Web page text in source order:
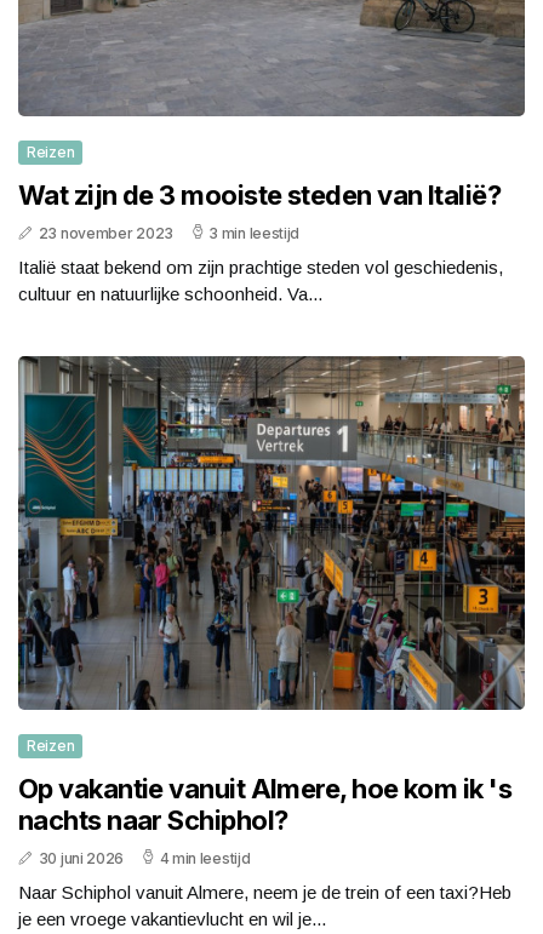
Reizen
Wat zijn de 3 mooiste steden van Italië?
23 november 2023 3 min leestijd
Italië staat bekend om zijn prachtige steden vol geschiedenis,
cultuur en natuurlijke schoonheid. Va...
Reizen
Op vakantie vanuit Almere, hoe kom ik 's
nachts naar Schiphol?
30 juni 2026 4 min leestijd
Naar Schiphol vanuit Almere, neem je de trein of een taxi?Heb
je een vroege vakantievlucht en wil je...